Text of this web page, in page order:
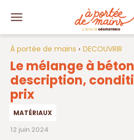
À portée de mains DECOUVRIR
Le mélange à
description,
prix
MATÉRIAUX
12 juin 2024